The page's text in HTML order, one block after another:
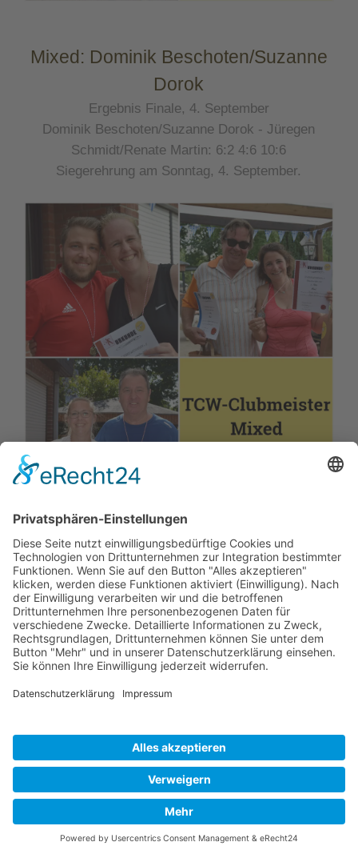
Mixed: Dominik Beschoten/Suzanne
Dorok
Ergebnis Finale, 4. September
Dominik Beschoten/Suzanne Dorok - Jüregen
Schmidt/Renate Martin: 6:2 4:6 10:6
Siegerehrung am Sonntag, 4. September.
Zurück zu den Clubmeisterschaften...
Adresse Tennisanlage/Clubhaus
Tennisclub Neuss-Weckhoven e.V.
Weckhovener Str. 25
41466 Neuss
IBAN: DE 15 3055 0000 0000 2827 23
Mail: Tennisclub@tc-neuss-weckhoven.de
www.tc-neuss-weckhoven.de
Tel.: 021317423690